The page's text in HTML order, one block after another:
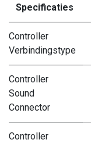
Specificaties
Controller
Verbindingstype
Controller
Sound
Connector
Controller